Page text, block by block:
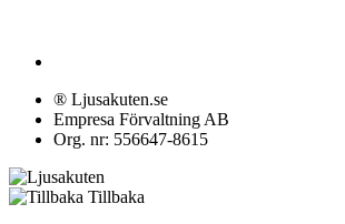
® Ljusakuten.se
Empresa Förvaltning AB
Org. nr: 556647-8615
Tillbaka